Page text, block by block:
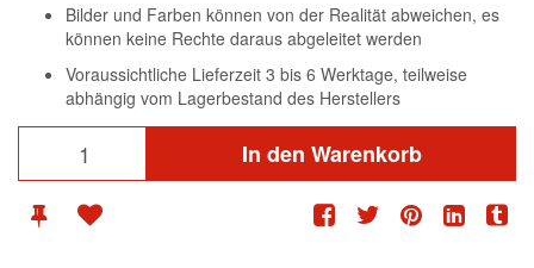
Bilder und Farben können von der Realität abweichen, es
können keine Rechte daraus abgeleitet werden
Voraussichtliche Lieferzeit 3 bis 6 Werktage, teilweise
abhängig vom Lagerbestand des Herstellers
In den Warenkorb